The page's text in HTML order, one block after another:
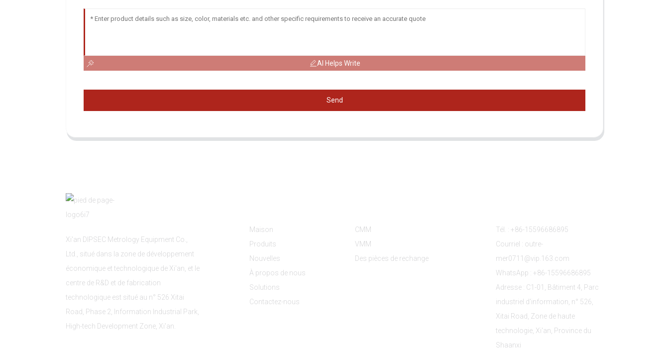
AI Helps Write
Send
Xi'an DIPSEC Metrology Equipment Co.,
Ltd., situé dans la zone de développement
économique et technologique de Xi'an, et le
centre de R&D et de fabrication
technologique est situé au n° 526 Xitai
Road, Phase 2, Information Industrial Park,
High-tech Development Zone, Xi'an.
Maison
Produits
Nouvelles
À propos de nous
Solutions
Contactez-nous
CMM
VMM
Des pièces de rechange
Tél. : +86-15596686895
Courriel : outre-
mer0711@vip.163.com
WhatsApp : +86-15596686895
Adresse : C1-01, Bâtiment 4, Parc
industriel d'information, n° 526,
Xitai Road, Zone de haute
technologie, Xi'an, Province du
Shaanxi